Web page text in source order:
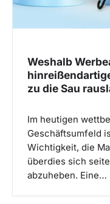
Weshalb
zu die Sau
Im heutigen
Geschäftsumfeld
Wichtigkeit, die
überdies sich
abzuheben. Eine…